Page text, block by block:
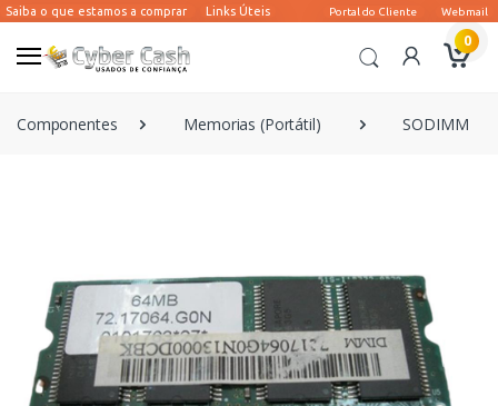
0
Componentes Memorias (Portátil) SODIMM